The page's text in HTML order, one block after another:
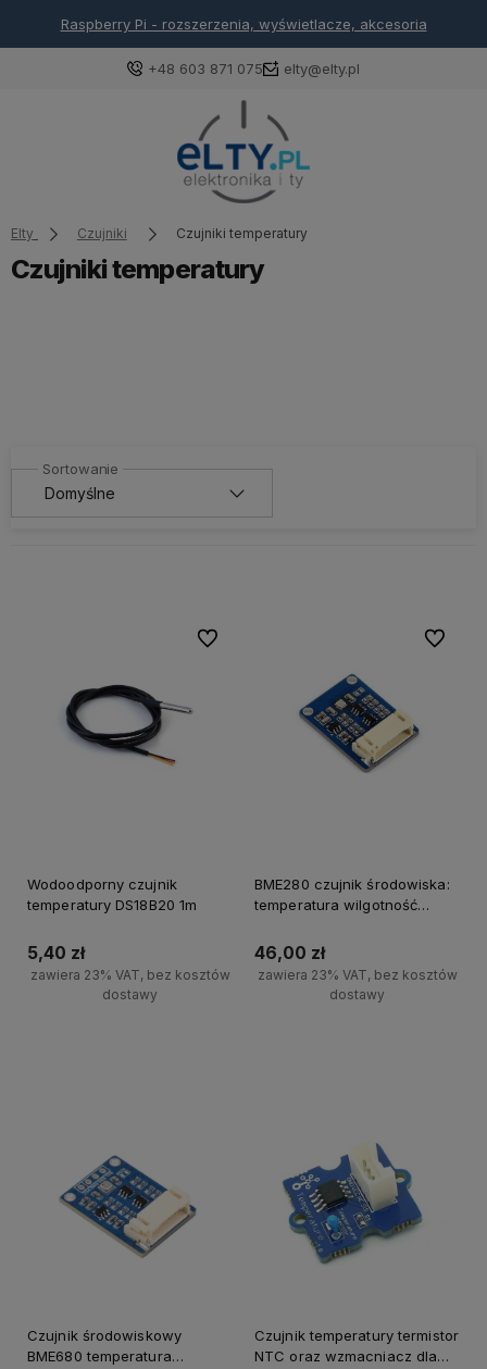
Arduino - rozszerzenia, wyświetlacze, akcesoria
+48 603 871 075 elty@elty.pl
Elty Czujniki Czujniki temperatury
Czujniki temperatury
Wodoodporny czujnik
temperatury DS18B20 1m
5,40 zł
zawiera 23% VAT, bez kosztów
dostawy
Do ulubionych
BME280 czujnik środowiska:
temperatura wilgotność
46,00 zł
zawiera 23% VAT, bez kosztów
dostawy
Do
Czujnik środowiskowy
BME680 temperatura
Czujnik temperatury termistor
NTC oraz wzmacniacz dla